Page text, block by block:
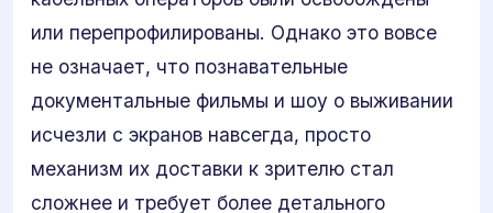
или перепрофилированы. Однако это вовсе
не означает, что познавательные
документальные фильмы и шоу о выживании
исчезли с экранов навсегда, просто
механизм их доставки к зрителю стал
сложнее и требует более детального